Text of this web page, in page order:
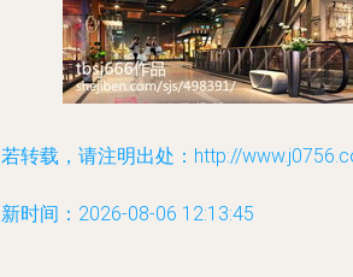
转载，请注明出处：http://
时间：2026-08-06 12:13:45